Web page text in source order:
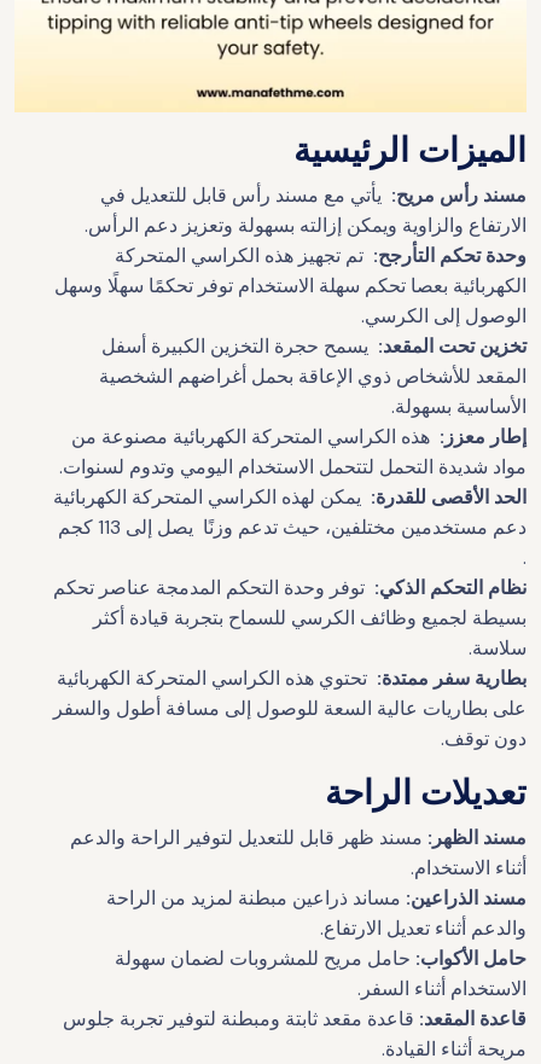
الميزات الرئيسية
مسند رأس مريح: يأتي مع مسند رأس قابل للتعديل في
الارتفاع والزاوية ويمكن إزالته بسهولة وتعزيز دعم الرأس.
وحدة تحكم التأرجح: تم تجهيز هذه الكراسي المتحركة
الكهربائية بعصا تحكم سهلة الاستخدام توفر تحكمًا سهلًا وسهل
الوصول إلى الكرسي.
تخزين تحت المقعد: يسمح حجرة التخزين الكبيرة أسفل
المقعد للأشخاص ذوي الإعاقة بحمل أغراضهم الشخصية
الأساسية بسهولة.
إطار معزز: هذه الكراسي المتحركة الكهربائية مصنوعة من
مواد شديدة التحمل لتتحمل الاستخدام اليومي وتدوم لسنوات.
الحد الأقصى للقدرة: يمكن لهذه الكراسي المتحركة الكهربائية
دعم مستخدمين مختلفين، حيث تدعم وزنًا يصل إلى 113 كجم
.
نظام التحكم الذكي: توفر وحدة التحكم المدمجة عناصر تحكم
بسيطة لجميع وظائف الكرسي للسماح بتجربة قيادة أكثر
سلاسة.
بطارية سفر ممتدة: تحتوي هذه الكراسي المتحركة الكهربائية
على بطاريات عالية السعة للوصول إلى مسافة أطول والسفر
دون توقف.
تعديلات الراحة
مسند الظهر: مسند ظهر قابل للتعديل لتوفير الراحة والدعم
أثناء الاستخدام.
مسند الذراعين: مساند ذراعين مبطنة لمزيد من الراحة
والدعم أثناء تعديل الارتفاع.
حامل الأكواب: حامل مريح للمشروبات لضمان سهولة
الاستخدام أثناء السفر.
قاعدة المقعد: قاعدة مقعد ثابتة ومبطنة لتوفير تجربة جلوس
مريحة أثناء القيادة.